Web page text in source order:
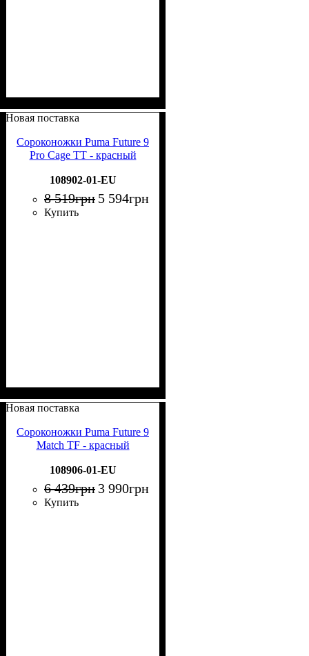
Новая поставка
Сороконожки Puma Future 9
Pro Cage TT - красный
108902-01-EU
8 519грн 5 594грн
Купить
Новая поставка
Сороконожки Puma Future 9
Match TF - красный
108906-01-EU
6 439грн 3 990грн
Купить